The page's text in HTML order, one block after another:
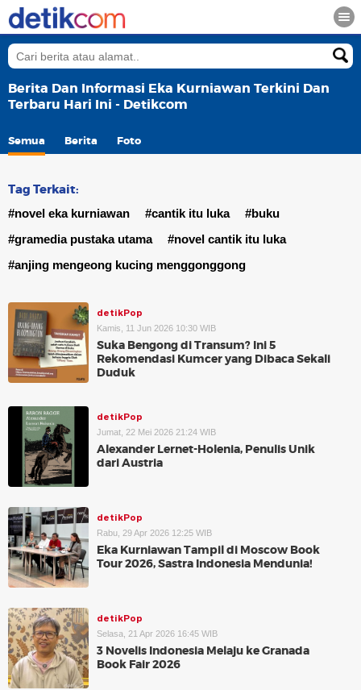
Berita Dan Informasi Eka Kurniawan Terkini Dan
Terbaru Hari Ini - Detikcom
Semua Berita Foto
Tag Terkait:
#novel eka kurniawan #cantik itu luka
#buku
#gramedia pustaka utama
#novel cantik itu luka
#anjing mengeong kucing menggonggong
detikPop
Kamis, 11 Jun 2026 10:30 WIB
Suka Bengong di Transum? Ini 5
Rekomendasi Kumcer yang Dibaca Sekali
Duduk
detikPop
Jumat, 22 Mei 2026 21:24 WIB
Alexander Lernet-Holenia, Penulis Unik
dari Austria
detikPop
Rabu, 29 Apr 2026 12:25 WIB
Eka Kurniawan Tampil di Moscow Book
Tour 2026, Sastra Indonesia Mendunia!
detikPop
Selasa, 21 Apr 2026 16:45 WIB
3 Novelis Indonesia Melaju ke Granada
Book Fair 2026